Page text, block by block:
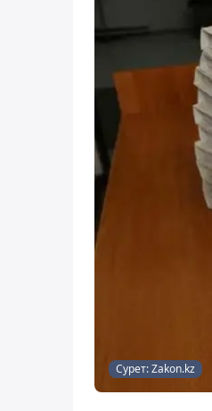
Сурет: Zakon.kz